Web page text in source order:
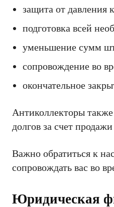
защита от давления
подготовка всей
уменьшение сумм
сопровождение во
окончательное
Антиколлекторы
долгов за счет
Важно обратиться к
сопровождать вас во
Юридическая